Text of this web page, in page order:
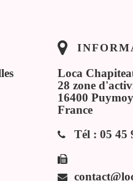
Loca
28 zone
16400
France
Tél : 05 45